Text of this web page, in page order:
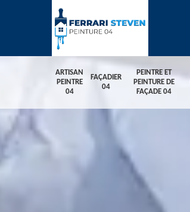
ARTISAN
PEINTRE
04
FAÇADIER
04
PEINTRE ET
PEINTURE DE
FAÇADE 04